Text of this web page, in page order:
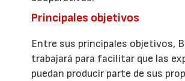
Principales objetivos
Entre sus principales objetivos,
trabajará para facilitar que las
puedan producir parte de sus